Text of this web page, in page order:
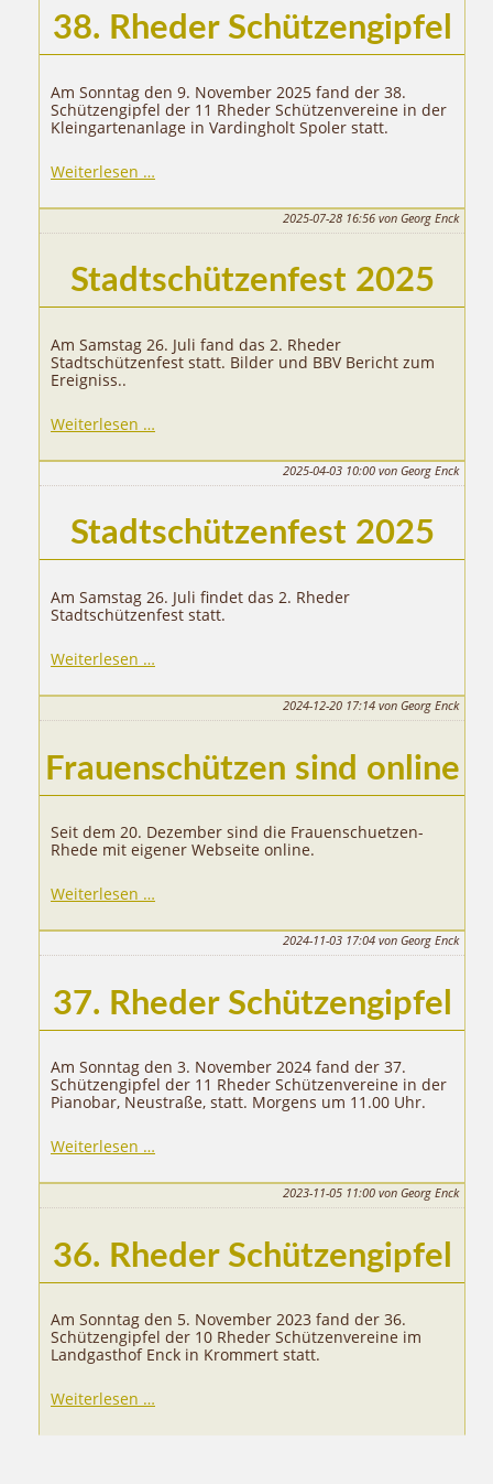
38. Rheder Schützengipfel
Am Sonntag den 9. November 2025 fand der 38.
Schützengipfel der 11 Rheder Schützenvereine in der
Kleingartenanlage in Vardingholt Spoler statt.
Weiterlesen …
Schützengipfel
2025-07-28 16:56 von Georg Enck
Stadtschützenfest 2025
Am Samstag 26. Juli fand das 2. Rheder
Stadtschützenfest statt. Bilder und BBV Bericht zum
Ereigniss..
Weiterlesen …
2025-04-03 10:00 von Georg Enck
Stadtschützenfest 2025
Am Samstag 26. Juli findet das 2. Rheder
Stadtschützenfest statt.
Weiterlesen …
2024-12-20 17:14 von Georg Enck
Frauenschützen sind online
Seit dem 20. Dezember sind die Frauenschuetzen-
Rhede mit eigener Webseite online.
Weiterlesen …
2024-11-03 17:04 von Georg Enck
37. Rheder Schützengipfel
Am Sonntag den 3. November 2024 fand der 37.
Schützengipfel der 11 Rheder Schützenvereine in der
Pianobar, Neustraße, statt. Morgens um 11.00 Uhr.
Weiterlesen …
Schützengipfel
2023-11-05 11:00 von Georg Enck
36. Rheder Schützengipfel
Am Sonntag den 5. November 2023 fand der 36.
Schützengipfel der 10 Rheder Schützenvereine im
Landgasthof Enck in Krommert statt.
Weiterlesen …